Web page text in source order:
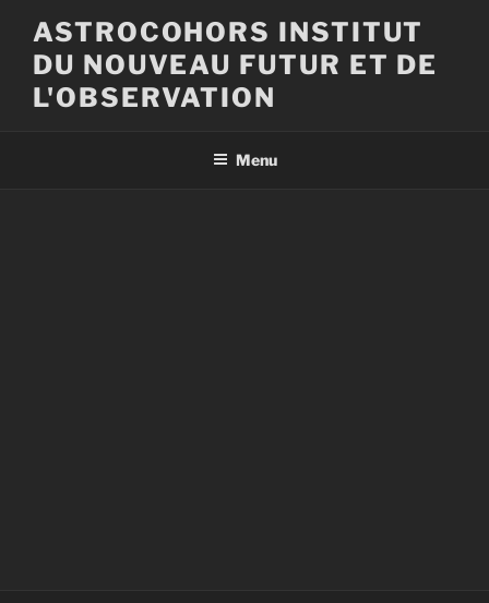
contenu
principal
ASTROCOHORS INSTITUT
DU NOUVEAU FUTUR ET DE
L'OBSERVATION
Menu